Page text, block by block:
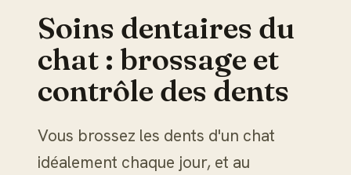
Soins dentaires du
chat : brossage et
contrôle des dents
Vous brossez les dents d'un chat
idéalement chaque jour, et au